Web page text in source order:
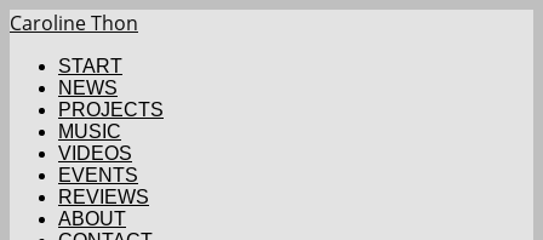
Caroline Thon
START
NEWS
PROJECTS
MUSIC
VIDEOS
EVENTS
REVIEWS
ABOUT